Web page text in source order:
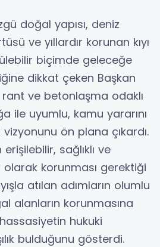
doğal yapısı, deniz
ve yıllardır korunan kıyı
biçimde geleceğe
dikkat çeken Başkan
rant ve betonlaşma odaklı
ile uyumlu, kamu yararını
ön plana çıkardı.
erişilebilir, sağlıklı ve
korunması gerektiği
atılan adımların olumlu
alanların korunmasına
hukuki
bulduğunu gösterdi.